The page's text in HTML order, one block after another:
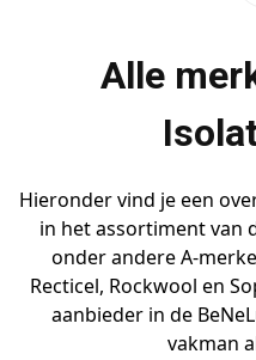
Alle
Hieronder vind je een
in het assortiment van
onder andere A-
Recticel, Rockwool en
aanbieder in de
vakman